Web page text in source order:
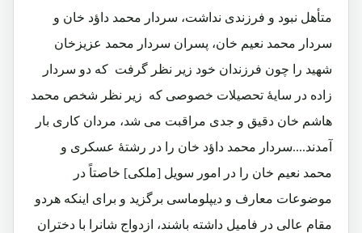
متأهل نبود و فرزندی نداشت، سردار محمد داؤد خان و
سردار محمد نعیم خان، پسران سردار محمد عزیزخان
شهید را چون فرزندان خود زیر نظر گرفت که دو سردار
زاده در سایۀ تحصیلات خصوصی که زیر نظر شخص محمد
هاشم خان دقیق و جدی مراقبت می شد، مردان کاری بار
آمدند....سردار محمد داؤد خان را در رشتۀ عسکری و
محمد نعیم خان را در امور سویل [ملکی] خاصتاً در
موضوعات معارف و دیپلوماسی برگزید و برای اینکه هردو
مقام عالی در فامیل داشته باشند، ازدواج شانرا با دختران